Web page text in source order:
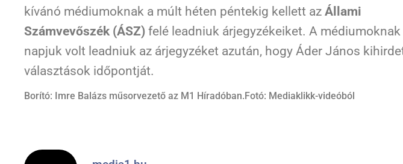
kívánó médiumoknak a múlt héten péntekig kellett az Állami
Számvevőszék (ÁSZ) felé leadniuk árjegyzékeiket. A médiumoknak
napjuk volt leadniuk az árjegyzéket azután, hogy Áder János
választások időpontját.
Borító: Imre Balázs műsorvezető az M1 Híradóban.Fotó: Mediaklikk-videóból